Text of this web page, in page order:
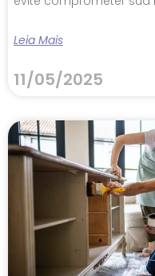
Leia Mais
11/05/2025